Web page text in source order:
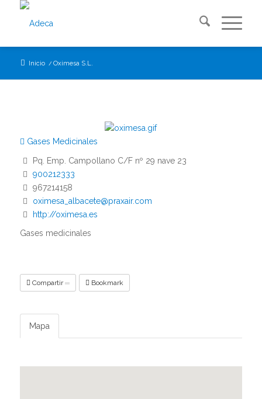
Inicio / Oximesa S.L.
Gases Medicinales
Pq. Emp. Campollano C/F nº 29 nave 23
900212333
967214158
oximesa_albacete@praxair.com
http://oximesa.es
Gases medicinales
Compartir Bookmark
Mapa